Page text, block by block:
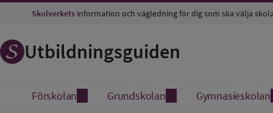
Skolverkets information och vägledning för dig som ska välja
Utbildningsguiden
Förskolan Grundskolan Gymnasieskolan